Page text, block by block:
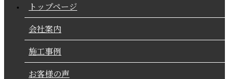
トップページ
会社案内
施工事例
お客様の声